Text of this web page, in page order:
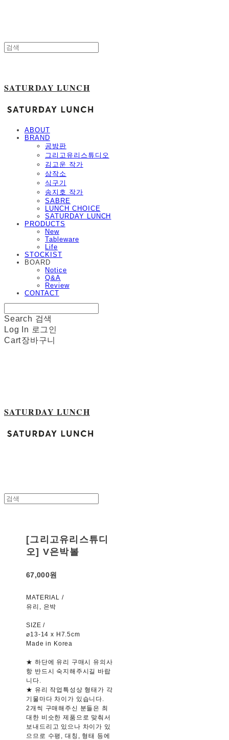
SATURDAY LUNCH
ABOUT
BRAND
공방판
그리고유리스튜디오
김고운 작가
삼작소
식구기
송지호 작가
SABRE
LUNCH CHOICE
SATURDAY LUNCH
PRODUCTS
New
Tableware
Life
STOCKIST
BOARD
Notice
Q&A
Review
CONTACT
Search 검색
Log In 로그인
Cart장바구니
SATURDAY LUNCH
[그리고유리스튜디
오] V은박볼
67,000원
MATERIAL /
유리, 은박
SIZE /
⌀13-14 x H7.5cm
Made in Korea
★ 하단에 유리 구매시 유의사
항 반드시 숙지해주시길 바랍
니다.
★ 유리 작업특성상 형태가 각
기물마다 차이가 있습니다.
2개씩 구매해주신 분들은 최
대한 비슷한 제품으로 맞춰서
보내드리고 있으나 차이가 있
으므로 수평, 대칭, 형태 등에